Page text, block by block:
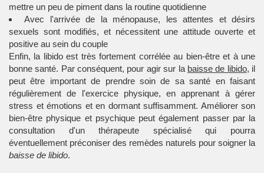
mettre un peu de piment dans la routine quotidienne
Avec l'arrivée de la ménopause, les attentes et désirs
sexuels sont modifiés, et nécessitent une attitude ouverte et
positive au sein du couple
Enfin, la libido est très fortement corrélée au bien-être et à une
bonne santé. Par conséquent, pour agir sur la baisse de libido, il
peut être important de prendre soin de sa santé en faisant
régulièrement de l'exercice physique, en apprenant à gérer
stress et émotions et en dormant suffisamment. Améliorer son
bien-être physique et psychique peut également passer par la
consultation d'un thérapeute spécialisé qui pourra
éventuellement préconiser des remèdes naturels pour soigner la
baisse de libido.